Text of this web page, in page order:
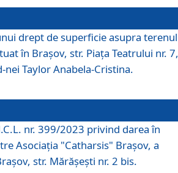
drept de superficie asupra
în Brașov, str. Piața Teatrului nr. 7,
Taylor Anabela-Cristina.
nr. 399/2023 privind darea în
Asociaţia "Catharsis" Brașov, a
str. Mărăşeşti nr. 2 bis.